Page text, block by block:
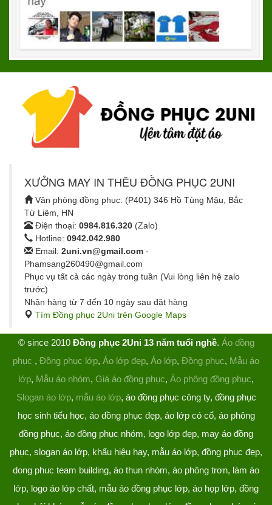
XƯỞNG MAY IN THÊU ĐỒNG PHỤC 2UNI
Văn phòng đồng phục: (P401) 346 Hồ Tùng Mậu, Bắc
Từ Liêm, HN
Điện thoại: 0984.816.320 (Zalo)
Hotline: 0942.042.980
Email: 2uni.vn@gmail.com -
Phamsang260490@gmail.com
Phục vụ tất cả các ngày trong tuần (Vui lòng liên hệ zalo
trước)
Nhận hàng từ 7 đến 10 ngày sau đặt hàng
Tìm Đồng phục 2Uni trên Google Maps
© since 2010 Đồng phục 2Uni 13 năm tuổi nghề. Áo đồng
phục , Đồng phục lớp, Áo lớp đẹp, Áo lớp, Đồng phục, Mẫu áo
lớp, Mẫu áo nhóm, Giá áo đồng phục, Áo phông đồng phục,
Slogan áo lớp, mẫu áo lớp, áo đồng phục công ty, đồng phục
học sinh tiểu học, áo đồng phục đẹp, áo lớp có cổ, áo phông
đồng phục, áo đồng phục nhóm, logo lớp đẹp, may áo đồng
phục, slogan áo lớp, khẩu hiệu hay, mẫu áo lớp, đồng phục đẹp,
dong phuc team building, áo thun nhóm, áo phông trơn, làm áo
lớp, logo áo lớp chất, mẫu áo đồng phục lớp, áo họp lớp, đồng